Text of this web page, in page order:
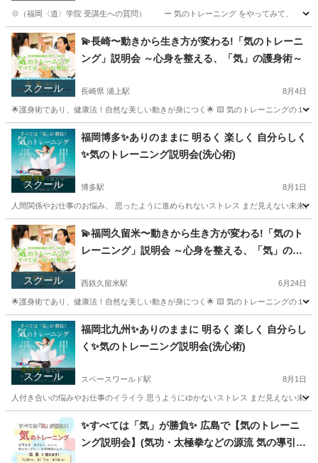
💠（福岡〈道〉学院 受講生への質問） ー 気のトレーニング をやってみて、 ど
長崎 長崎市 浦上駅 気功 導引術
スクール
💫長崎〜動きから生き方が変わる!「気のトレーニ
ング」説明会 ～心身を整える、「気」の護身術～
長崎県 浦上駅 8月4日
🌟護身術であり、健康法！自然な美しい動きが身につく🌟 🟨 気のトレーニン
長崎 長崎市 浦上駅 気功
スクール
福岡博多✨️ありのままに 明るく 楽しく 自分らしく
✨️気のトレーニング説明会(洗心術)
博多駅 8月1日
人間関係やお仕事のお悩み、 思ったように進められないストレス まだ見えない未来
福岡 福岡市 博多駅 気功 オンライン
スクール
💫福岡久留米〜動きから生き方が変わる!「気のト
レーニング」説明会 ～心身を整える、「気」の護
西鉄久留米駅 6月24日
🌟護身術であり、健康法！自然な美しい動きが身につく🌟 🟨 気のトレーニン
福岡 久留米市 西鉄久留米駅 気功 護身術
スクール
福岡北九州✨️ありのままに 明るく 楽しく 自分らし
く✨️気のトレーニング説明会(洗心術)
スペースワールド駅 8月1日
人付き合いの悩みやお仕事のイライラ 思うようにゆかないストレス まだ見えない未
北九州市 スペースワールド駅 気功 場所
✨すべては「気」が勝負✨ 広島で【気のトレーニ
ング説明会】(気功・太極拳などの源流 気の導引術